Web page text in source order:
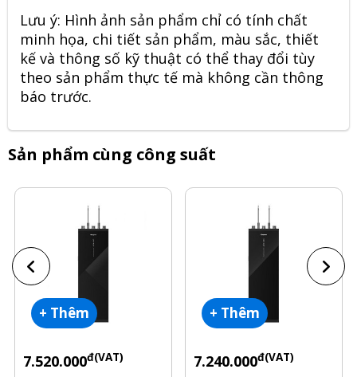
Lưu ý: Hình ảnh sản phẩm chỉ có tính chất
minh họa, chi tiết sản phẩm, màu sắc, thiết
kế và thông số kỹ thuật có thể thay đổi tùy
theo sản phẩm thực tế mà không cần thông
báo trước.
Sản phẩm cùng công suất
+ Thêm
7.520.000đ(VAT)
+ Thêm
7.240.000đ(VAT)